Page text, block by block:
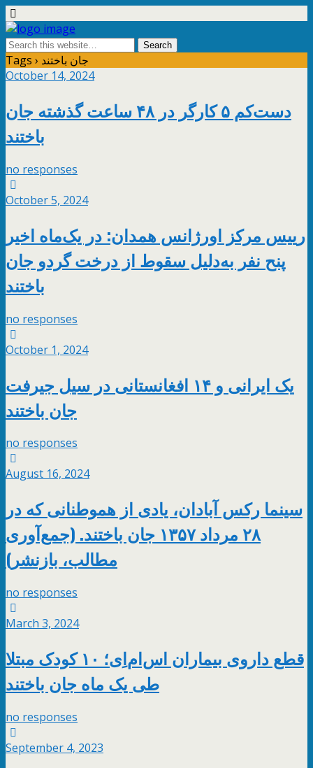
Tags › جان باختند
October 14, 2024
دست‌کم ۵ کارگر در ۴۸ ساعت گذشته جان
باختند
no responses
October 5, 2024
رییس مرکز اورژانس همدان: در یک‌ماه اخیر
پنح نفر به‌دلیل سقوط از درخت گردو جان
باختند
no responses
October 1, 2024
یک ایرانی و ۱۴ افغانستانی در سیل جیرفت
جان باختند
no responses
August 16, 2024
سینما رکس آبادان، یادی از هموطنانی که در
۲۸ مرداد ۱۳۵۷ جان باختند. (جمع‌آوری
مطالب، بازنشر)
no responses
March 3, 2024
قطع داروی بیماران اس‌ام‌اِی؛ ۱۰ کودک مبتلا
طی یک ماه جان باختند
no responses
September 4, 2023